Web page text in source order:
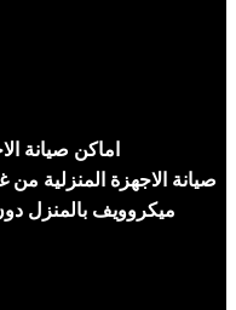
اماكن صيانة
صيانة الاجهزة المنزلية
ميكروويف بالمنزل